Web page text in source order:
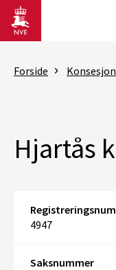
Gå til hovedinnhold
Forside Konsesjon
Hjartås
4947
Saksnummer